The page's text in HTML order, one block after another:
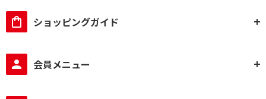
ショッピングガイド
会員メニュー